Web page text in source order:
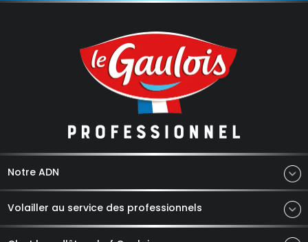
Notre ADN
Volailler au service des professionnels